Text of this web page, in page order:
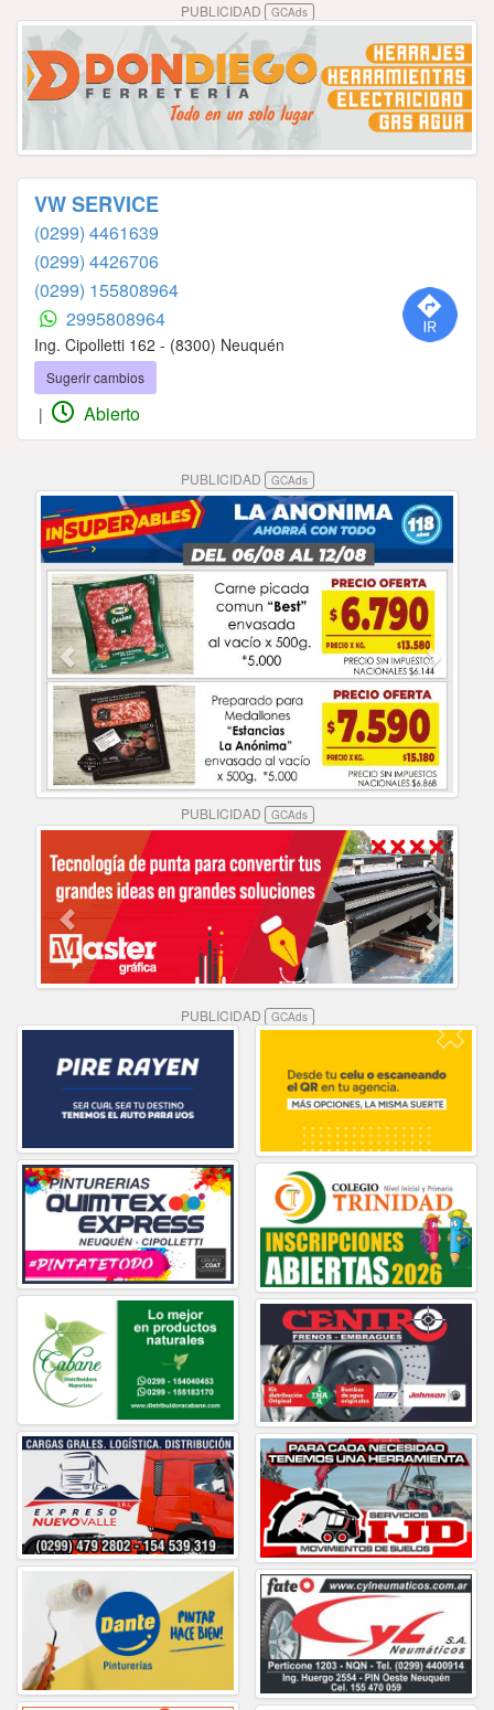
PUBLICIDAD GCAds
VW SERVICE
(0299) 4461639
(0299) 4426706
(0299) 155808964
2995808964
Ing. Cipolletti 162 - (8300) Neuquén
Sugerir cambios
| Abierto
PUBLICIDAD GCAds
PUBLICIDAD GCAds
PUBLICIDAD GCAds